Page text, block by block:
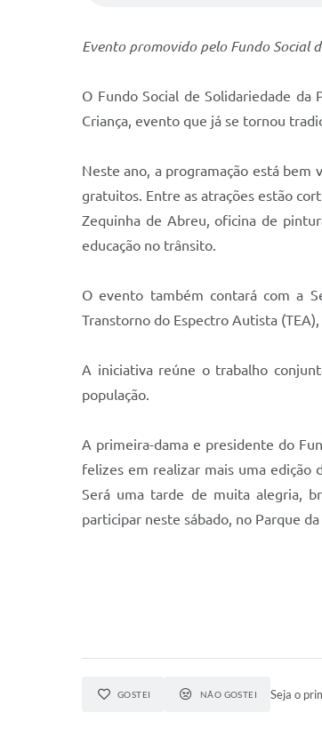
Evento promovido pelo Fundo Social
O Fundo Social de Solidariedade
Criança, evento que já se tornou
Neste ano, a programação está bem
gratuitos. Entre as atrações estão
Zequinha de Abreu, oficina de
educação no trânsito.
O evento também contará com a
Transtorno do Espectro Autista
A iniciativa reúne o trabalho
população.
A primeira-dama e presidente do
felizes em realizar mais uma edição
Será uma tarde de muita alegria,
participar neste sábado, no Parque
GOSTEI NÃO GOSTEI Seja o